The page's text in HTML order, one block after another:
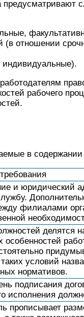
(в отношении
индивидуальные).
работодателям
рабочего
в содержании
и юридический
филиалами
делятся
особенностей
условий
нормативов.
подписания
исполнения
прописывает